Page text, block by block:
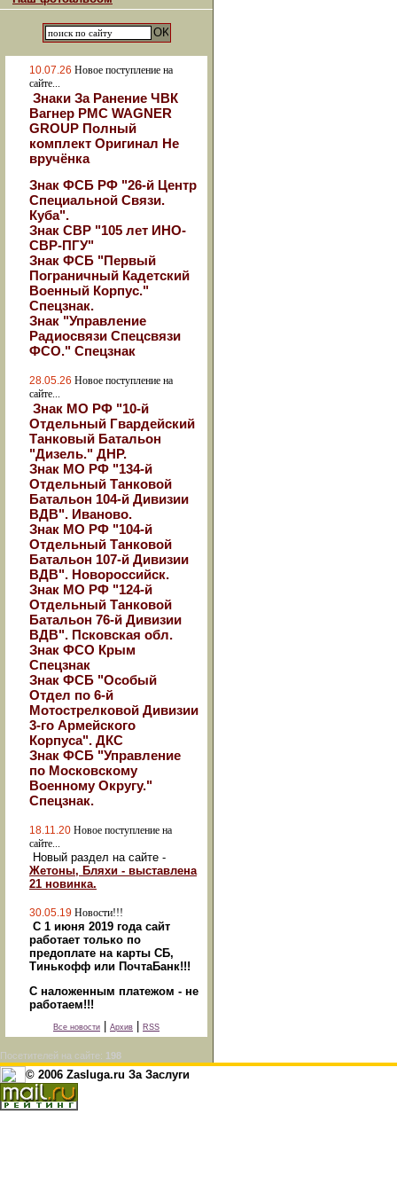
10.07.26 Новое поступление на
сайте...
Знаки За Ранение ЧВК
Вагнер РМС WAGNER
GROUP Полный
комплект Оригинал Не
вручёнка
Знак ФСБ РФ "26-й Центр
Специальной Связи.
Куба".
Знак СВР "105 лет ИНО-
СВР-ПГУ"
Знак ФСБ "Первый
Пограничный Кадетский
Военный Корпус."
Спецзнак.
Знак "Управление
Радиосвязи Спецсвязи
ФСО." Спецзнак
28.05.26 Новое поступление на
сайте...
Знак МО РФ "10-й
Отдельный Гвардейский
Танковый Батальон
"Дизель." ДНР.
Знак МО РФ "134-й
Отдельный Танковой
Батальон 104-й Дивизии
ВДВ". Иваново.
Знак МО РФ "104-й
Отдельный Танковой
Батальон 107-й Дивизии
ВДВ". Новороссийск.
Знак МО РФ "124-й
Отдельный Танковой
Батальон 76-й Дивизии
ВДВ". Псковская обл.
Знак ФСО Крым
Спецзнак
Знак ФСБ "Особый
Отдел по 6-й
Мотострелковой Дивизии
3-го Армейского
Корпуса". ДКС
Знак ФСБ "Управление
по Московскому
Военному Округу."
Спецзнак.
18.11.20 Новое поступление на
сайте...
Новый раздел на сайте -
Жетоны, Бляхи - выставлена
21 новинка.
30.05.19 Новости!!!
С 1 июня 2019 года сайт
работает только по
предоплате на карты СБ,
Тинькофф или ПочтаБанк!!!
С наложенным платежом - не
работаем!!!
Все новости Архив RSS
Посетителей на сайте: 198
© 2006 Zasluga.ru За Заслуги